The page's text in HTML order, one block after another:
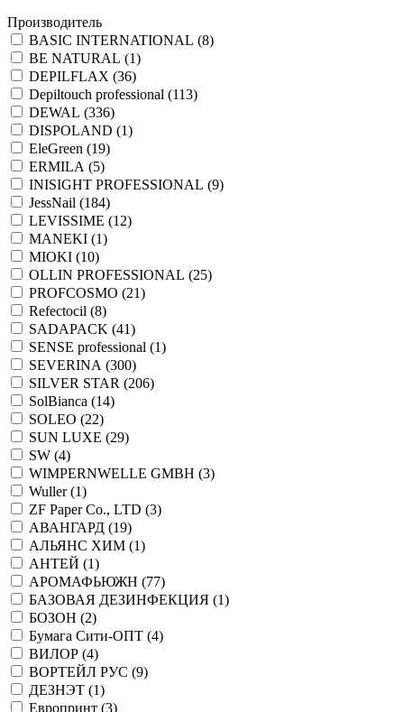
Производитель
BASIC INTERNATIONAL (8)
BE NATURAL (1)
DEPILFLAX (36)
Depiltouch professional (113)
DEWAL (336)
DISPOLAND (1)
EleGreen (19)
ERMILA (5)
INISIGHT PROFESSIONAL (9)
JessNail (184)
LEVISSIME (12)
MANEKI (1)
MIOKI (10)
OLLIN PROFESSIONAL (25)
PROFCOSMO (21)
Refectocil (8)
SADAPACK (41)
SENSE professional (1)
SEVERINA (300)
SILVER STAR (206)
SolBianca (14)
SOLEO (22)
SUN LUXE (29)
SW (4)
WIMPERNWELLE GMBH (3)
Wuller (1)
ZF Paper Co., LTD (3)
АВАНГАРД (19)
АЛЬЯНС ХИМ (1)
АНТЕЙ (1)
АРОМАФЬЮЖН (77)
БАЗОВАЯ ДЕЗИНФЕКЦИЯ (1)
БОЗОН (2)
Бумага Сити-ОПТ (4)
ВИЛОР (4)
ВОРТЕЙЛ РУС (9)
ДЕЗНЭТ (1)
Европринт (3)